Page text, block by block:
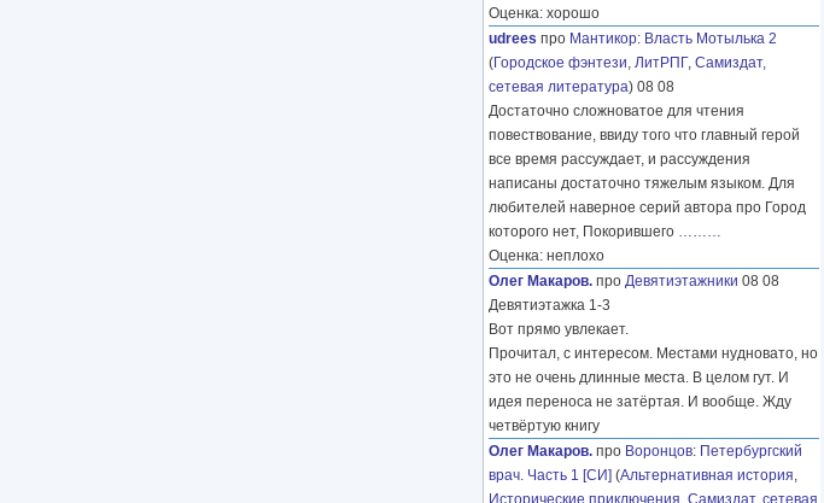
Оценка: хорошо
udrees про Мантикор: Власть Мотылька 2
(Городское фэнтези, ЛитРПГ, Самиздат,
сетевая литература) 08 08
Достаточно сложноватое для чтения
повествование, ввиду того что главный герой
все время рассуждает, и рассуждения
написаны достаточно тяжелым языком. Для
любителей наверное серий автора про Город
которого нет, Покорившего ………
Оценка: неплохо
Олег Макаров. про Девятиэтажники 08 08
Девятиэтажка 1-3
Вот прямо увлекает.
Прочитал, с интересом. Местами нудновато, но
это не очень длинные места. В целом гут. И
идея переноса не затёртая. И вообще. Жду
четвёртую книгу
Олег Макаров. про Воронцов: Петербургский
врач. Часть 1 [СИ] (Альтернативная история,